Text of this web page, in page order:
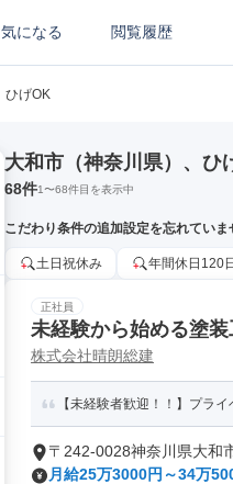
気になる 閲覧履歴
ひげOK
大和市（神奈川県）、ひ
68件1〜68件目を表示中
こだわり条件の追加設定を忘れていま
土日祝休み 年間休日120
正社員
未経験から始める塗装
株式会社晴朗総建
【未経験者歓迎！！】プラ
〒242-0028神奈川県大和
月給25万3000円～34万